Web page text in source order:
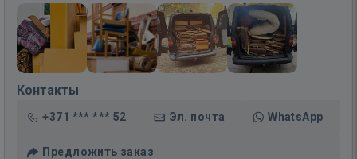
Контакты
+371 *** *** 52 Эл. почта WhatsApp
Предложить заказ